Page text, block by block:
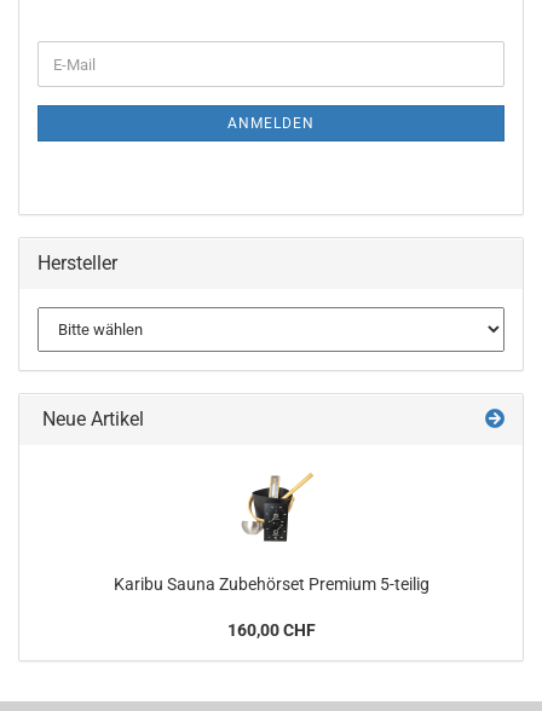
E-
Mail
ANMELDEN
Hersteller
Neue Artikel
Karibu Sauna Zubehörset Premium 5-teilig
160,00 CHF